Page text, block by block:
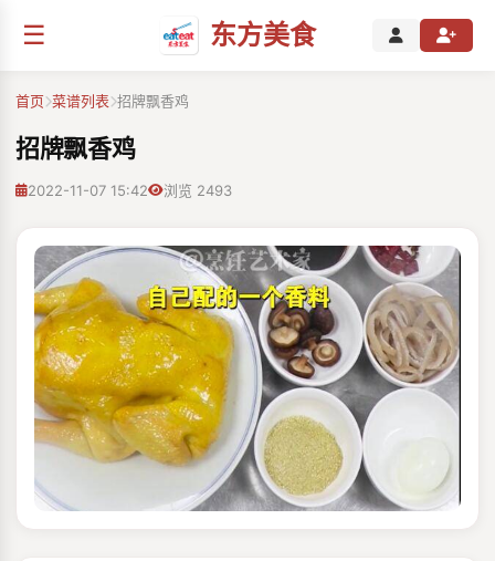
☰ 东方美食
首页 菜谱列表 招牌飘香鸡
招牌飘香鸡
2022-11-07 15:42 浏览 2493